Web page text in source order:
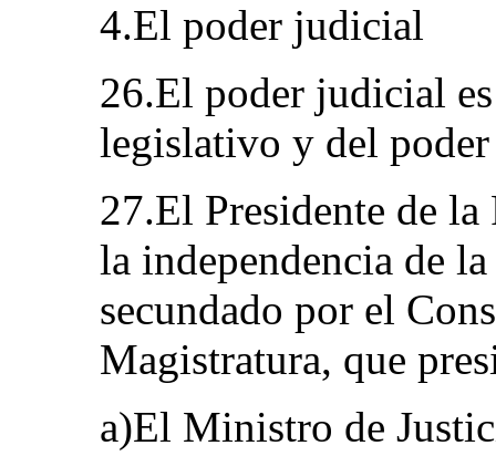
4.El poder judicial
26.El poder judicial
legislativo y del
27.El Presidente de la
la independencia de
secundado por el
Magistratura, que
a)El Ministro de